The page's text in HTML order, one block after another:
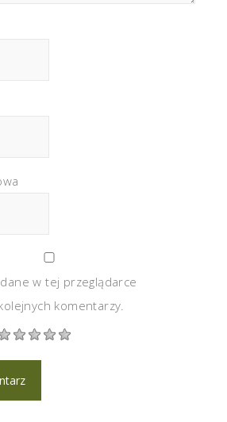
w tej przeglądarce
komentarzy.